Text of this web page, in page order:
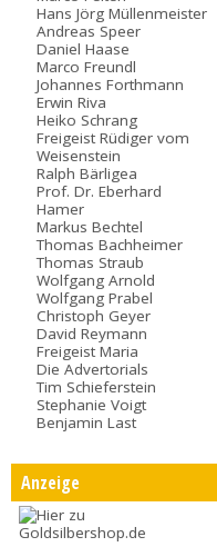
Hans Jörg Müllenmeister
Andreas Speer
Daniel Haase
Marco Freundl
Johannes Forthmann
Erwin Riva
Heiko Schrang
Freigeist Rüdiger vom
Weisenstein
Ralph Bärligea
Prof. Dr. Eberhard
Hamer
Markus Bechtel
Thomas Bachheimer
Thomas Straub
Wolfgang Arnold
Wolfgang Prabel
Christoph Geyer
David Reymann
Freigeist Maria
Die Advertorials
Tim Schieferstein
Stephanie Voigt
Benjamin Last
Anzeige